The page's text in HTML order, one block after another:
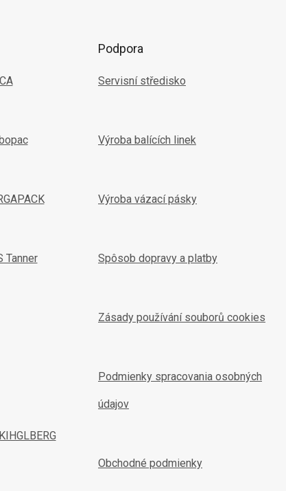
Tanner
Podpora
Servisní středisko
Výroba balících linek
Výroba vázací pásky
Spôsob dopravy a platby
Zásady používání souborů cookies
Podmienky spracovania osobných
údajov
Obchodné podmienky